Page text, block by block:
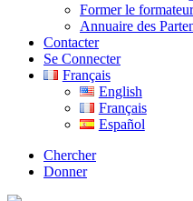
Former le formateur
Annuaire des
Contacter
Se Connecter
Français
English
Français
Español
Chercher
Donner